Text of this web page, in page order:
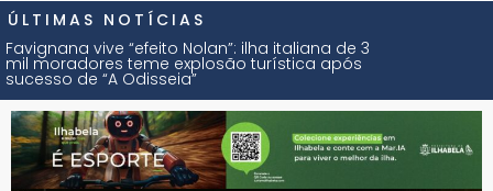
ÚLTIMAS NOTÍCIAS
Favignana vive “efeito Nolan”: ilha italiana de 3
mil moradores teme explosão turística após
sucesso de “A Odisseia”